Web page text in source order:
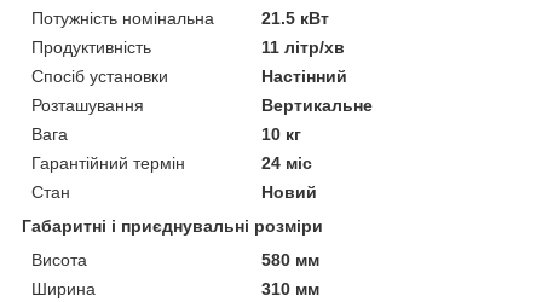
Потужність номінальна
21.5 кВт
Продуктивність
11 літр/хв
Спосіб установки
Настінний
Розташування
Вертикальне
Вага
10 кг
Гарантійний термін
24 міс
Стан
Новий
Габаритні і приєднувальні розміри
Висота
580 мм
Ширина
310 мм